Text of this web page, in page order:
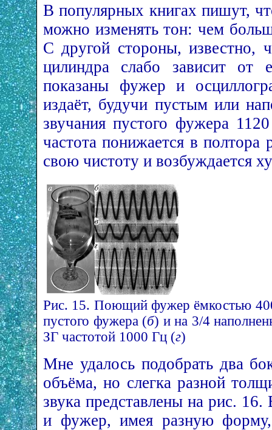
В популярных книгах пишут,
можно изменять тон: чем
С другой стороны, известно,
цилиндра слабо зависит
показаны фужер и
издаёт, будучи пустым или
звучания пустого фужера
частота понижается в полтора
свою чистоту и возбуждается
Рис. 15. Поющий фужер ёмкостью
пустого фужера (б) и на 3/4
ЗГ частотой 1000 Гц (г)
Мне удалось подобрать два
объёма, но слегка разной
звука представлены на рис.
и фужер, имея разную